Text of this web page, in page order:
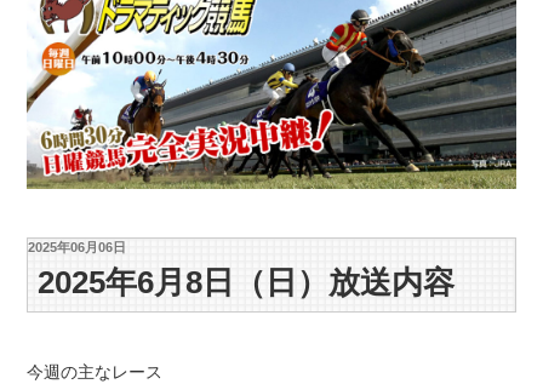
2025年06月06日
2025年6月8日（日）放送内容
今週の主なレース